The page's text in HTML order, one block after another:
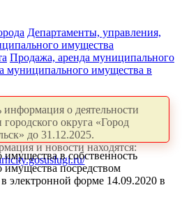
Департаменты, управления,
имущества
Продажа, аренда муниципального
муниципального имущества в
информация о деятельности
округа «Город
до 31.12.2025.
и новости находятся:
в собственность
посредством
электронной форме 14.09.2020 в